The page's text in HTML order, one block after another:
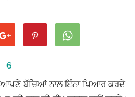
ਆਪਣੇ ਬੱਚਿਆਂ ਨਾਲ ਇੰਨਾ ਪਿਆਰ ਕਰਦੇ